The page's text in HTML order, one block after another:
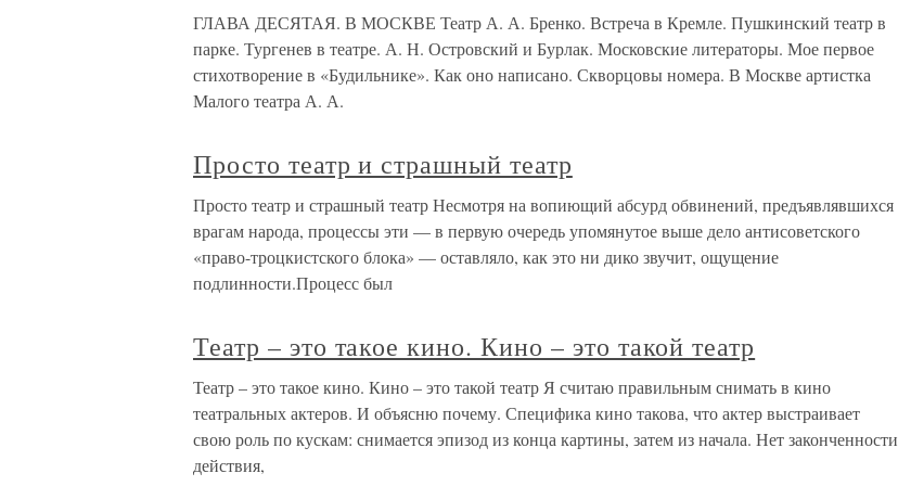
ГЛАВА ДЕСЯТАЯ. В МОСКВЕ Театр А. А. Бренко. Встреча в Кремле. Пушкинский театр в
парке. Тургенев в театре. А. Н. Островский и Бурлак. Московские литераторы. Мое первое
стихотворение в «Будильнике». Как оно написано. Скворцовы номера. В Москве артистка
Малого театра А. А.
Просто театр и страшный театр
Просто театр и страшный театр Несмотря на вопиющий абсурд обвинений, предъявлявшихся
врагам народа, процессы эти — в первую очередь упомянутое выше дело антисоветского
«право-троцкистского блока» — оставляло, как это ни дико звучит, ощущение
подлинности.Процесс был
Театр – это такое кино. Кино – это такой театр
Театр – это такое кино. Кино – это такой театр Я считаю правильным снимать в кино
театральных актеров. И объясню почему. Специфика кино такова, что актер выстраивает
свою роль по кускам: снимается эпизод из конца картины, затем из начала. Нет законченности
действия,